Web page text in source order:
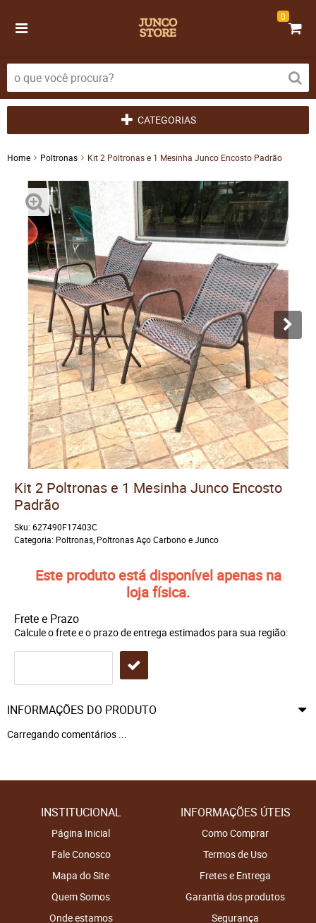
0
CATEGORIAS
Home Poltronas Kit 2 Poltronas e 1 Mesinha Junco Encosto Padrão
Kit 2 Poltronas e 1 Mesinha Junco Encosto
Padrão
Sku: 627490F17403C
Categoria: Poltronas Poltronas Aço Carbono e Junco
Este produto está disponível apenas na
loja física.
Frete e Prazo
Calcule o frete e o prazo de entrega estimados para sua região:
INFORMAÇÕES DO PRODUTO
Carregando comentários ...
INSTITUCIONAL
Página Inicial
Fale Conosco
Mapa do Site
Quem Somos
Onde estamos
INFORMAÇÕES ÚTEIS
Como Comprar
Termos de Uso
Fretes e Entrega
Garantia dos produtos
Segurança